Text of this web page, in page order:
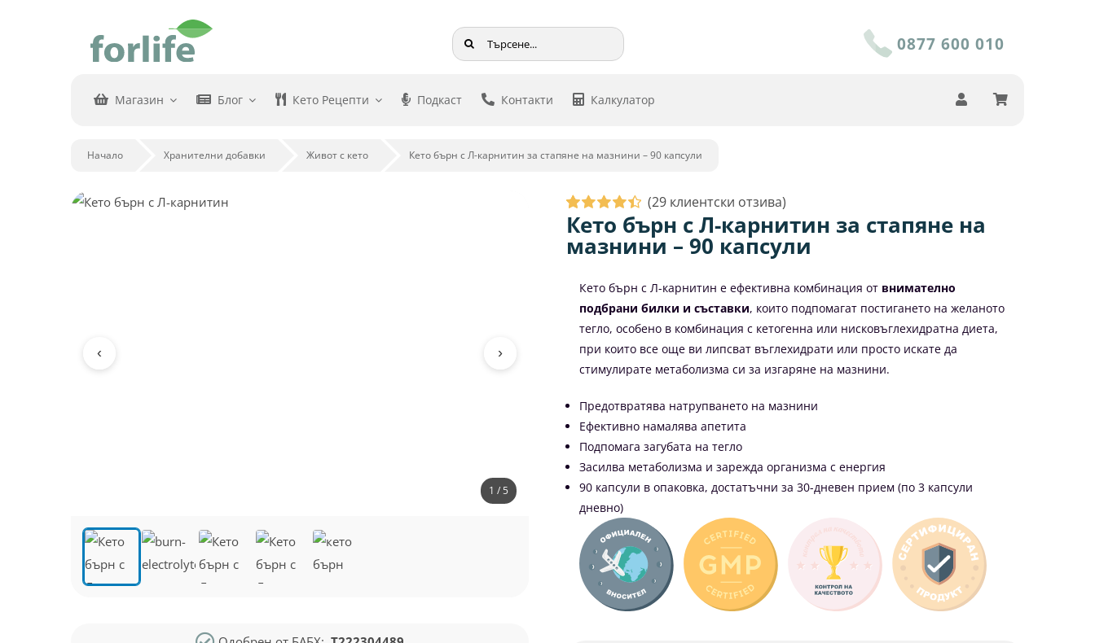
Търсене
...
0877 600 010
Магазин Блог Кето Рецепти Подкаст Контакти Калкулатор
Начало Хранителни добавки Живот с кето Кето бърн с Л-карнитин за стапяне на мазнини – 90 капсули
‹ ›
1 / 5
Оценен
базирано
29
потребителски
оценки
(29 клиентски отзива)
Кето бърн с Л-карнитин за стапяне на
мазнини – 90 капсули
Кето бърн с Л-карнитин е ефективна комбинация от внимателно
подбрани билки и съставки, които подпомагат постигането на желаното
тегло, особено в комбинация с кетогенна или нисковъглехидратна диета,
при които все още ви липсват въглехидрати или просто искате да
стимулирате метаболизма си за изгаряне на мазнини.
Предотвратява натрупването на мазнини
Ефективно намалява апетита
Подпомага загубата на тегло
Засилва метаболизма и зарежда организма с енергия
90 капсули в опаковка, достатъчни за 30-дневен прием (по 3 капсули
дневно)